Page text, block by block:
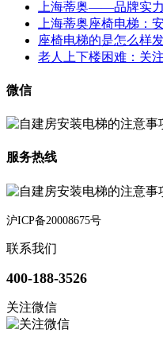
上海蒂奥——品牌实
上海蒂奥座椅电梯：
座椅电梯的是怎么样
老人上下楼困难：关
微信
服务热线
沪ICP备20008675号
联系我们
400-188-3526
关注微信